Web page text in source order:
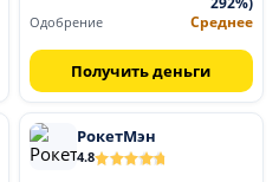
Одобрение Среднее
Получить деньги
РокетМэн
4.8